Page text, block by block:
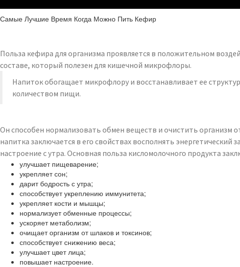
Самые Лучшие Время Когда Можно Пить Кефир
Польза кефира для организма проявляется в положительном
составе, который полезен для кишечной микрофлоры.
Напиток обогащает микрофлору и восстанавливает ее
количеством пищи.
Он способен нормализовать обмен веществ и очистить организм
напитка заключается в его свойствах восполнять
настроение с утра. Основная польза кисломолочного продукта
улучшает пищеварение;
укрепляет сон;
дарит бодрость с утра;
способствует укреплению иммунитета;
укрепляет кости и мышцы;
нормализует обменные процессы;
ускоряет метаболизм;
очищает организм от шлаков и токсинов;
способствует снижению веса;
улучшает цвет лица;
повышает настроение.